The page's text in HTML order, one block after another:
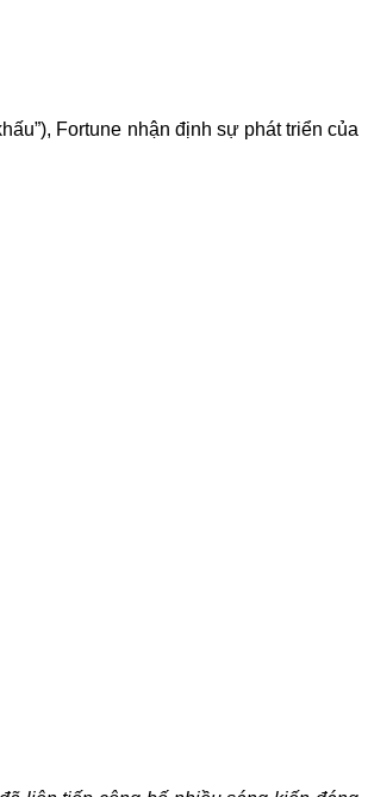
Fortune nhận định sự phát triển của